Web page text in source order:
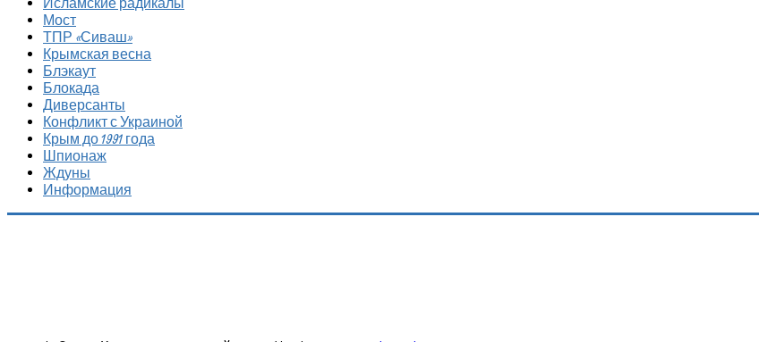
Мост
ТПР «Сиваш»
Крымская весна
Блэкаут
Блокада
Диверсанты
Конфликт с Украиной
Крым до 1991 года
Шпионаж
Ждуны
Информация